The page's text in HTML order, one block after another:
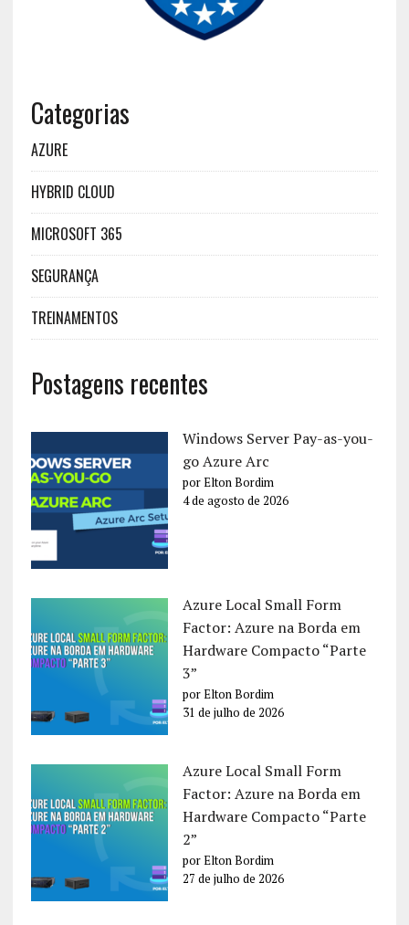
Categorias
AZURE
HYBRID CLOUD
MICROSOFT 365
SEGURANÇA
TREINAMENTOS
Postagens recentes
Windows Server Pay-as-you-
go Azure Arc
por Elton Bordim
4 de agosto de 2026
Azure Local Small Form
Factor: Azure na Borda em
Hardware Compacto “Parte
3”
por Elton Bordim
31 de julho de 2026
Azure Local Small Form
Factor: Azure na Borda em
Hardware Compacto “Parte
2”
por Elton Bordim
27 de julho de 2026